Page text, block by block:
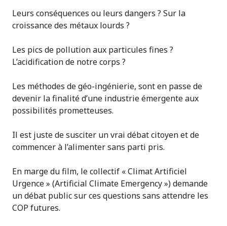
Leurs conséquences ou leurs dangers ? Sur la
croissance des métaux lourds ?
Les pics de pollution aux particules fines ?
L’acidification de notre corps ?
Les méthodes de géo-ingénierie, sont en passe de
devenir la finalité d’une industrie émergente aux
possibilités prometteuses.
Il est juste de susciter un vrai débat citoyen et de
commencer à l’alimenter sans parti pris.
En marge du film, le collectif « Climat Artificiel
Urgence » (Artificial Climate Emergency ») demande
un débat public sur ces questions sans attendre les
COP futures.